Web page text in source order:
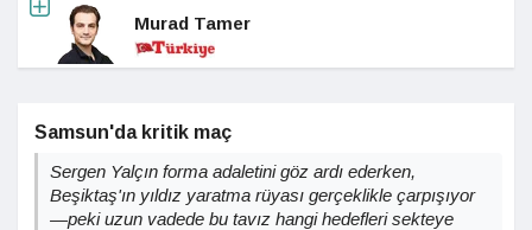
Murad Tamer
Samsun'da kritik maç
Sergen Yalçın forma adaletini göz ardı ederken,
Beşiktaş'ın yıldız yaratma rüyası gerçeklikle çarpışıyor
—peki uzun vadede bu tavız hangi hedefleri sekteye